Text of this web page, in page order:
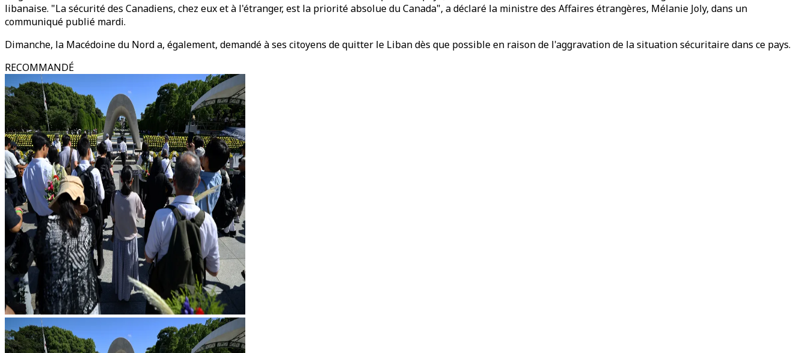
libanaise. "La sécurité des Canadiens, chez eux et à l'étranger, est la priorité absolue du Canada", a déclaré la ministre des Affaires étrangères, Mélanie Joly, dans un
communiqué publié mardi.
Dimanche, la Macédoine du Nord a, également, demandé à ses citoyens de quitter le Liban dès que possible en raison de l'aggravation de la situation sécuritaire dans ce pays.
RECOMMANDÉ